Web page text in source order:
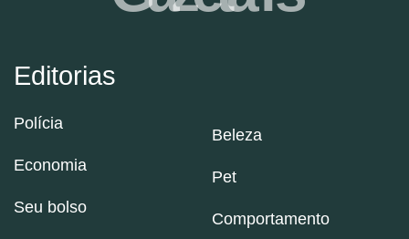
Editorias
Polícia
Economia
Seu bolso
Beleza
Pet
Comportamento